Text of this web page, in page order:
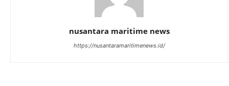
nusantara maritime news
https://nusantaramaritimenews.id/